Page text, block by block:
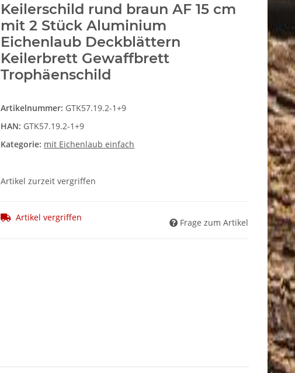
Keilerschild rund braun AF 15 cm
mit 2 Stück Aluminium
Eichenlaub Deckblättern
Keilerbrett Gewaffbrett
Trophäenschild
Artikelnummer: GTK57.19.2-1+9
HAN: GTK57.19.2-1+9
Kategorie: mit Eichenlaub einfach
Artikel zurzeit vergriffen
Artikel vergriffen Frage zum Artikel